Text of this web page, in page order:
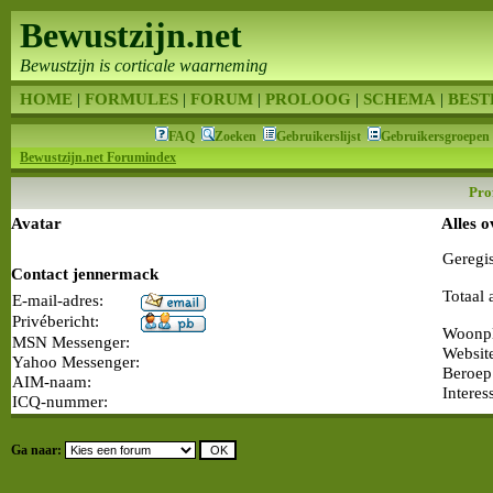
FAQ Zoeken Gebruikerslijst
Gebruikersgroepen
Bewustzijn.net Forumindex
Avatar
Alles
Totaal
Contact jennermack
E-mail-adres:
Privébericht:
MSN Messenger:
Yahoo Messenger:
AIM-naam:
ICQ-nummer:
Ga naar:
Bewustzijn.net
Bewustzijn is corticale waarneming
HOME | FORMULES | FORUM | PROLOOG | SCHEMA |